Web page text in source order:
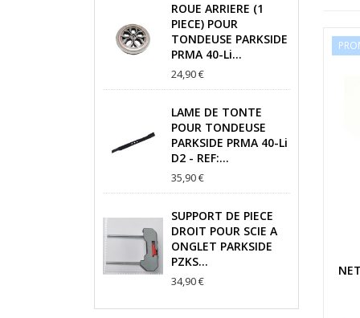
ROUE ARRIERE (1
PIECE) POUR
TONDEUSE PARKSIDE
PRMA 40-Li...
24,90 €
LAME DE TONTE
POUR TONDEUSE
PARKSIDE PRMA 40-Li
D2 - REF:...
35,90 €
SUPPORT DE PIECE
DROIT POUR SCIE A
ONGLET PARKSIDE
PZKS...
34,90 €